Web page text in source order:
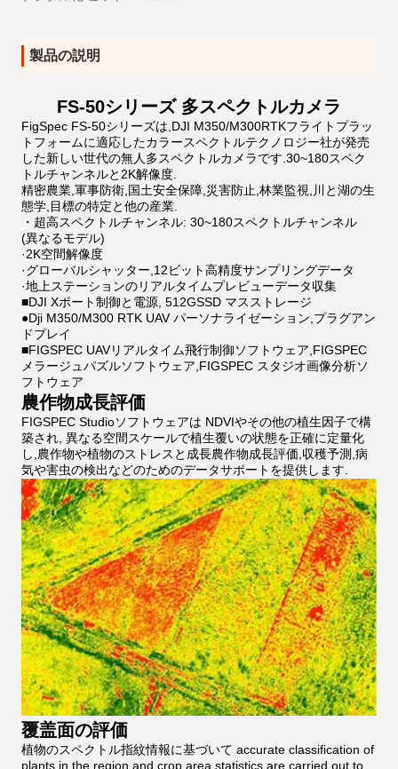
製品の説明
FS-50シリーズ 多スペクトルカメラ
FigSpec FS-50シリーズは,DJI M350/M300RTKフライトプラッ
トフォームに適応したカラースペクトルテクノロジー社が発売
した新しい世代の無人多スペクトルカメラです.30~180スペク
トルチャンネルと2K解像度.
精密農業,軍事防衛,国土安全保障,災害防止,林業監視,川と湖の生
態学,目標の特定と他の産業.
・超高スペクトルチャンネル: 30~180スペクトルチャンネル
(異なるモデル)
·2K空間解像度
·グローバルシャッター,12ビット高精度サンプリングデータ
·地上ステーションのリアルタイムプレビューデータ収集
■DJI Xポート制御と電源, 512GSSD マスストレージ
●Dji M350/M300 RTK UAV パーソナライゼーション,プラグアン
ドプレイ
■FIGSPEC UAVリアルタイム飛行制御ソフトウェア,FIGSPEC
メラージュパズルソフトウェア,FIGSPEC スタジオ画像分析ソ
フトウェア
農作物成長評価
FIGSPEC Studioソフトウェアは NDVIやその他の植生因子で構
築され, 異なる空間スケールで植生覆いの状態を正確に定量化
し,農作物や植物のストレスと成長農作物成長評価,収穫予測,病
気や害虫の検出などのためのデータサポートを提供します.
覆盖面の評価
植物のスペクトル指紋情報に基づいて accurate classification of
plants in the region and crop area statistics are carried out to